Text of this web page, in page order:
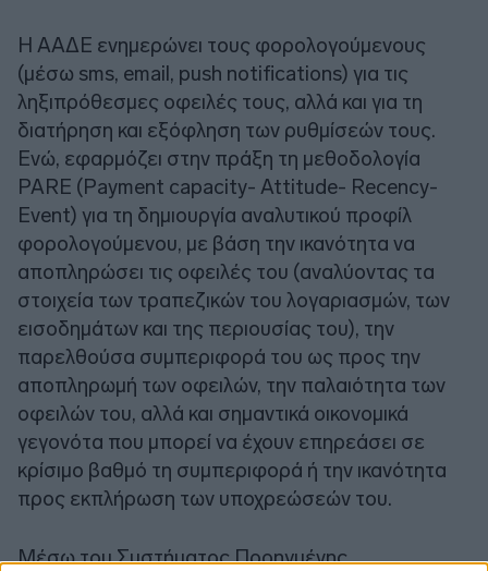
Η ΑΑΔΕ ενημερώνει τους φορολογούμενους
(μέσω sms, email, push notifications) για τις
ληξιπρόθεσμες οφειλές τους, αλλά και για τη
διατήρηση και εξόφληση των ρυθμίσεών τους.
Ενώ, εφαρμόζει στην πράξη τη μεθοδολογία
PARE (Payment capacity- Attitude- Recency-
Event) για τη δημιουργία αναλυτικού προφίλ
φορολογούμενου, με βάση την ικανότητα να
αποπληρώσει τις οφειλές του (αναλύοντας τα
στοιχεία των τραπεζικών του λογαριασμών, των
εισοδημάτων και της περιουσίας του), την
παρελθούσα συμπεριφορά του ως προς την
αποπληρωμή των οφειλών, την παλαιότητα των
οφειλών του, αλλά και σημαντικά οικονομικά
γεγονότα που μπορεί να έχουν επηρεάσει σε
κρίσιμο βαθμό τη συμπεριφορά ή την ικανότητα
προς εκπλήρωση των υποχρεώσεών του.
Μέσω του Συστήματος Προηγμένης